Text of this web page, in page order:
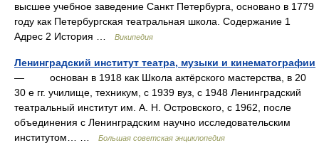
высшее учебное заведение Санкт Петербурга, основано в 1779
году как Петербургская театральная школа. Содержание 1
Адрес 2 История …
Википедия
Ленинградский институт театра, музыки и кинематографии
— основан в 1918 как Школа актёрского мастерства, в 20
30 е гг. училище, техникум, с 1939 вуз, с 1948 Ленинградский
театральный институт им. А. Н. Островского, с 1962, после
объединения с Ленинградским научно исследовательским
институтом… …
Большая советская энциклопедия